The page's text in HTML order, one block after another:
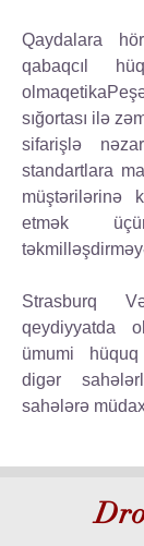
Qaydalara
qabaqcıl
olmaqetika
sığortası ilə
sifarişlə
standartlara
müştərilərinə
etmək
Strasburq
qeydiyyatda
ümumi
digər
sahələrə